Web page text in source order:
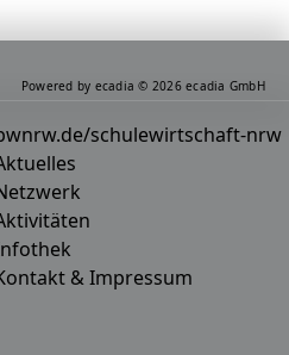
schulewirtschaft-nrw
& Impressum
Powered by ecadia © 2026 ecadia GmbH